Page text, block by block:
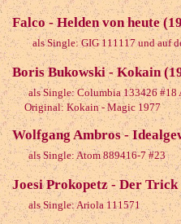
Falco - Helden von heute
als Single: GIG 111117 und auf
Boris Bukowski - Kokain
als Single: Columbia 133426 #18
Original: Kokain - Magic 1977
Wolfgang Ambros -
als Single: Atom 889416-7 #23
Joesi Prokopetz - Der
als Single: Ariola 111571